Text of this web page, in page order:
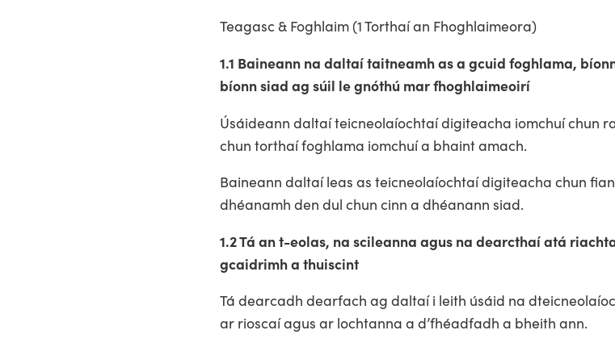
Teagasc & Foghlaim (1 Torthaí an Fhoghlaimeora)
1.1 Baineann na daltaí taitneamh as a gcuid foghlama,
bíonn siad ag súil le gnóthú mar fhoghlaimeoirí
Úsáideann daltaí teicneolaíochtaí digiteacha iomchuí chun
chun torthaí foghlama iomchuí a bhaint amach.
Baineann daltaí leas as teicneolaíochtaí digiteacha chun
dhéanamh den dul chun cinn a dhéanann siad.
1.2 Tá an t-eolas, na scileanna agus na dearcthaí atá
gcaidrimh a thuiscint
Tá dearcadh dearfach ag daltaí i leith úsáid na
ar rioscaí agus ar lochtanna a d’fhéadfadh a bheith ann.